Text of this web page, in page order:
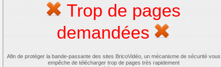
Trop de pages
demandées
Afin de protéger la bande-passante des sites BricoVidéo, un mécanisme de sécurité vous
empêche de télécharger trop de pages très rapidement